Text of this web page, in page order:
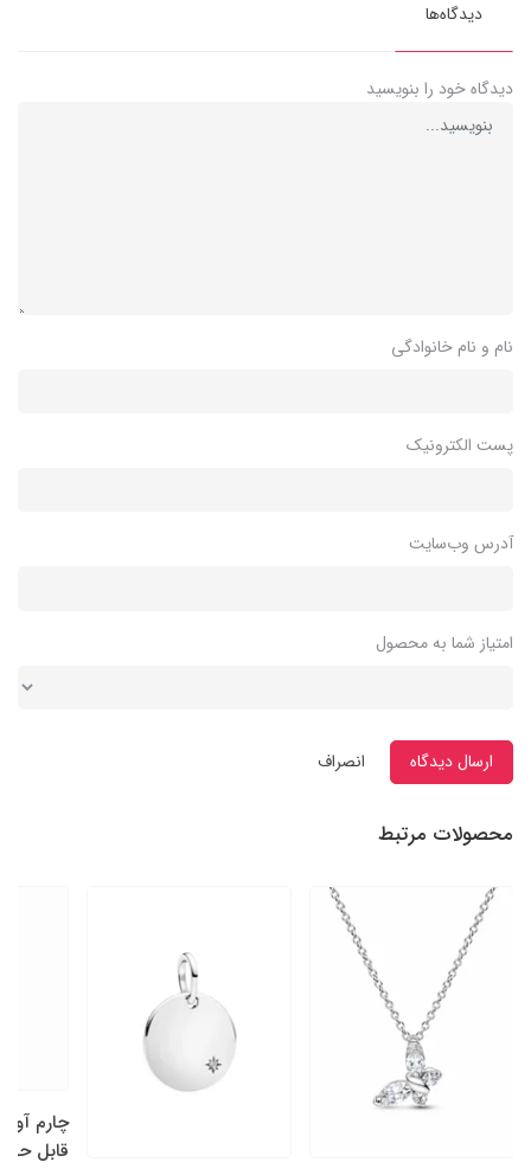
دیدگاه‌ها
دیدگاه خود را بنویسید
نام و نام خانوادگی
پست الکترونیک
آدرس وب‌سایت
امتیاز شما به محصول
ارسال دیدگاه انصراف
محصولات مرتبط
چارم
قابل